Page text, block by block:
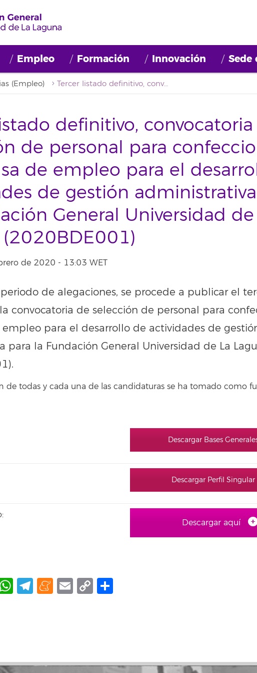
Empleo Formación Innovación Sede
(Empleo) Tercer listado definitivo, convocatoria de selección de personal para confeccionar una bolsa de empleo para el desarrollo de actividades de gestión administrativa para la Fundación General Universidad de La Laguna (2020BDE001)
definitivo,
de personal para
de empleo para el
de gestión
General Universidad de
(2020BDE001)
de 2020 - 13:03 WET
de alegaciones, se procede a publicar el
convocatoria de selección de personal para
para el desarrollo de actividades de
para la Fundación General Universidad de La
de todas y cada una de las candidaturas se ha tomado como
Descargar Bases
Descargar Perfil Singular
Descargar aquí
WhatsApp
Telegram
Meneame
Email
Copy